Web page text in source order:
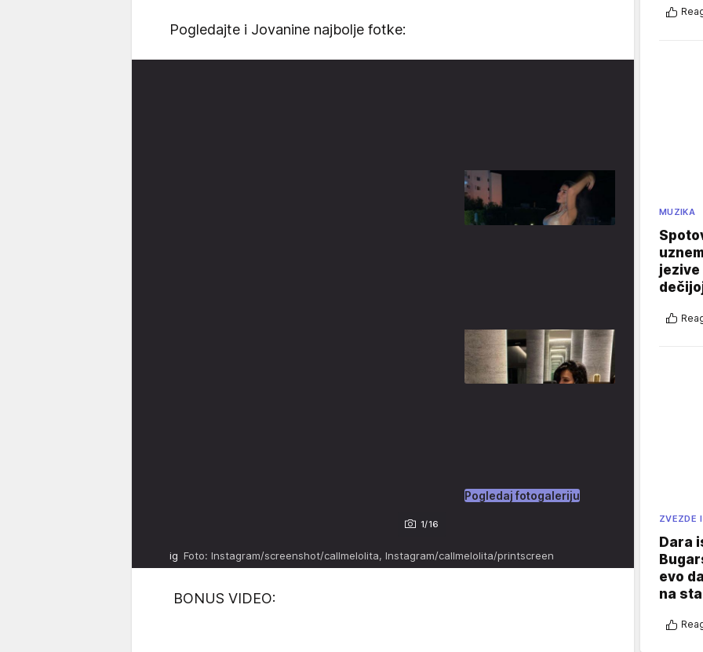
Pogledajte i Jovanine najbolje fotke:
1/16
Pogledaj fotogaleriju
ig Foto: Instagram/screenshot/callmelolita, Instagram/callmelolita/printscreen
BONUS VIDEO:
MUZIKA
jezive
ZVEZDE
Dara
evo
na